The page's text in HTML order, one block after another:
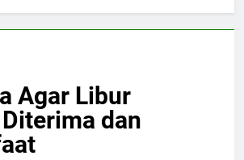
Agar Libur
dan